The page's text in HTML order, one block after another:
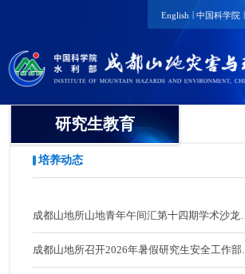
English | 中国科学院 |
研究生教育
培养动态
成都山地所山地青年午间汇第十四期学术沙龙成
功举办
成都山地所召开2026年暑假研究生安全工作部